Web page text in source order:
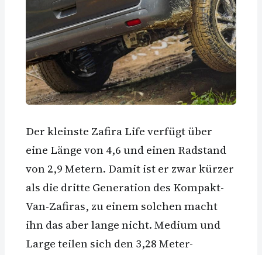
Der kleinste Zafira Life verfügt über
eine Länge von 4,6 und einen Radstand
von 2,9 Metern. Damit ist er zwar kürzer
als die dritte Generation des Kompakt-
Van-Zafiras, zu einem solchen macht
ihn das aber lange nicht. Medium und
Large teilen sich den 3,28 Meter-